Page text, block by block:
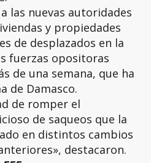
las nuevas autoridades
y propiedades
de desplazados en la
fuerzas opositoras
de una semana, que ha
de Damasco.
de romper el
de saqueos que la
en distintos cambios
destacaron.